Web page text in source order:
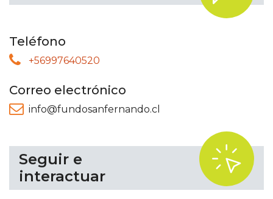
Teléfono
+56997640520
Correo electrónico
info@fundosanfernando.cl
Seguir e
interactuar
.